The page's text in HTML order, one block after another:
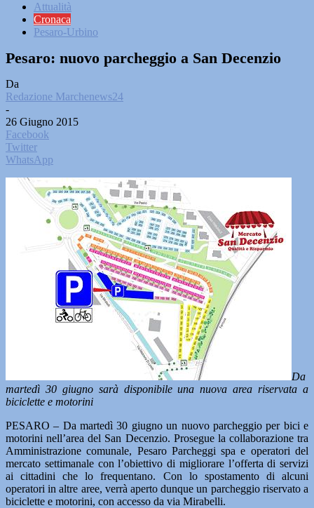
Attualità
Cronaca
Pesaro-Urbino
Pesaro: nuovo parcheggio a San Decenzio
Da
Redazione Marchenews24
-
26 Giugno 2015
Facebook
Twitter
WhatsApp
Da
martedì 30 giugno sarà disponibile una nuova area riservata a
biciclette e motorini
PESARO – Da martedì 30 giugno un nuovo parcheggio per bici e
motorini nell’area del San Decenzio. Prosegue la collaborazione tra
Amministrazione comunale, Pesaro Parcheggi spa e operatori del
mercato settimanale con l’obiettivo di migliorare l’offerta di servizi
ai cittadini che lo frequentano. Con lo spostamento di alcuni
operatori in altre aree, verrà aperto dunque un parcheggio riservato a
biciclette e motorini, con accesso da via Mirabelli.